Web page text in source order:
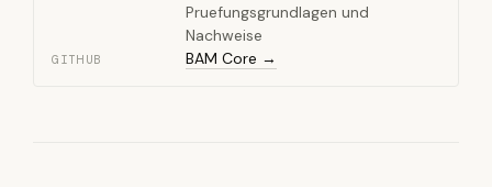
Pruefungsgrundlagen und
Nachweise
GITHUB BAM Core →